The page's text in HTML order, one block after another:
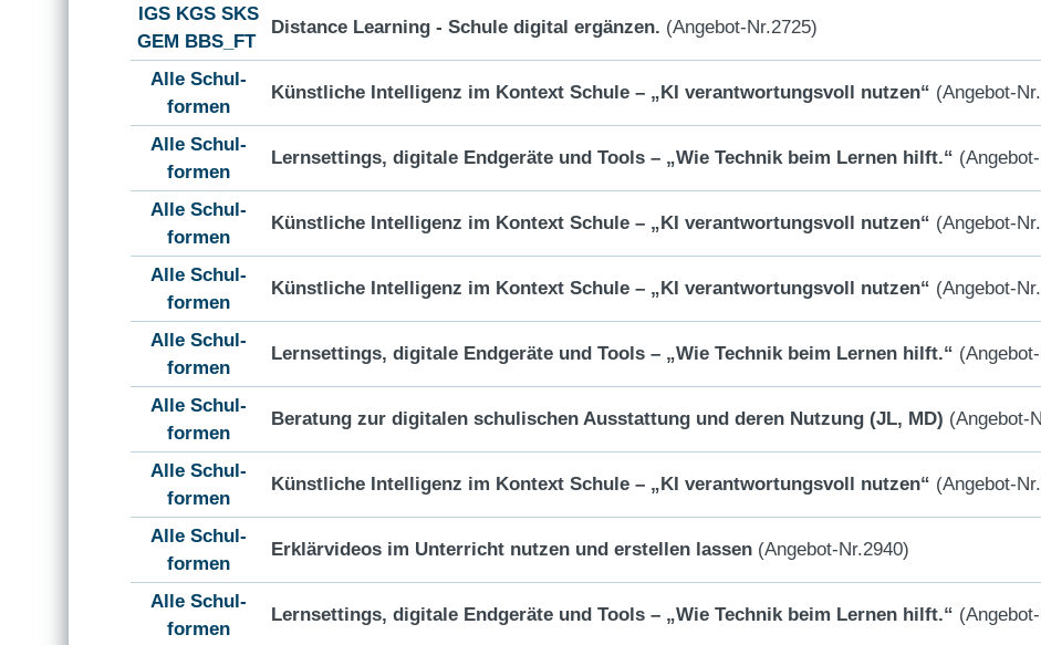
IGS KGS SKS
GEM BBS_FT
Distance Learning - Schule digital ergänzen. (Angebot-Nr.2725)
Alle Schul-
formen
Künstliche Intelligenz im Kontext Schule – „KI verantwortungsvoll nutzen“ (Angebot-
Alle Schul-
formen
Lernsettings, digitale Endgeräte und Tools – „Wie Technik beim Lernen hilft.“
Alle Schul-
formen
Künstliche Intelligenz im Kontext Schule – „KI verantwortungsvoll nutzen“ (Angebot-
Alle Schul-
formen
Künstliche Intelligenz im Kontext Schule – „KI verantwortungsvoll nutzen“ (Angebot-
Alle Schul-
formen
Lernsettings, digitale Endgeräte und Tools – „Wie Technik beim Lernen hilft.“
Alle Schul-
formen
Beratung zur digitalen schulischen Ausstattung und deren Nutzung (JL, MD) (Angebot-
Alle Schul-
formen
Künstliche Intelligenz im Kontext Schule – „KI verantwortungsvoll nutzen“ (Angebot-
Alle Schul-
formen
Erklärvideos im Unterricht nutzen und erstellen lassen (Angebot-Nr.2940)
Alle Schul-
formen
Lernsettings, digitale Endgeräte und Tools – „Wie Technik beim Lernen hilft.“